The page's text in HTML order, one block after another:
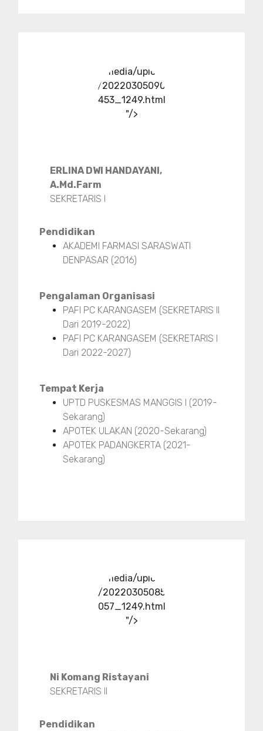
../media/upload
/20220305090
453_1249.html
"/>
ERLINA DWI HANDAYANI,
A.Md.Farm
SEKRETARIS I
Pendidikan
AKADEMI FARMASI SARASWATI
DENPASAR (2016)
Pengalaman Organisasi
PAFI PC KARANGASEM (SEKRETARIS II
Dari 2019-2022)
PAFI PC KARANGASEM (SEKRETARIS I
Dari 2022-2027)
Tempat Kerja
UPTD PUSKESMAS MANGGIS I (2019-
Sekarang)
APOTEK ULAKAN (2020-Sekarang)
APOTEK PADANGKERTA (2021-
Sekarang)
../media/upload
/20220305085
057_1249.html
"/>
Ni Komang Ristayani
SEKRETARIS II
Pendidikan